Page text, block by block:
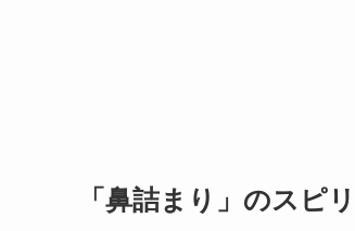
「鼻詰まり」のスピ